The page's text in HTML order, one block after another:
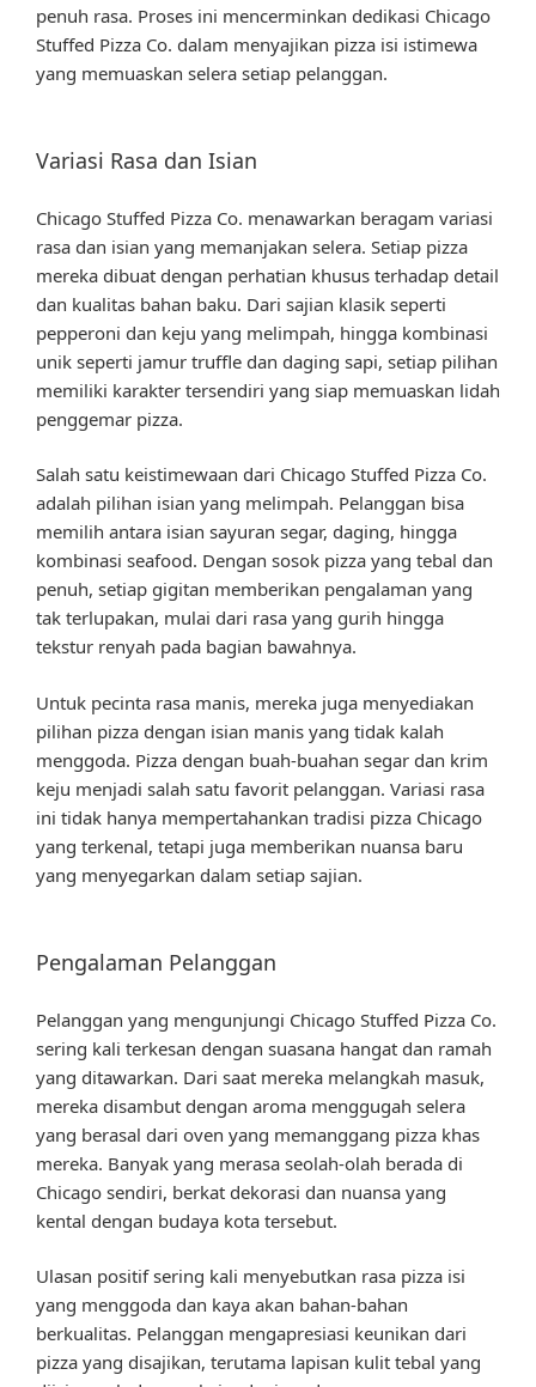
penuh rasa. Proses ini mencerminkan dedikasi Chicago
Stuffed Pizza Co. dalam menyajikan pizza isi istimewa
yang memuaskan selera setiap pelanggan.
Variasi Rasa dan Isian
Chicago Stuffed Pizza Co. menawarkan beragam variasi
rasa dan isian yang memanjakan selera. Setiap pizza
mereka dibuat dengan perhatian khusus terhadap detail
dan kualitas bahan baku. Dari sajian klasik seperti
pepperoni dan keju yang melimpah, hingga kombinasi
unik seperti jamur truffle dan daging sapi, setiap pilihan
memiliki karakter tersendiri yang siap memuaskan lidah
penggemar pizza.
Salah satu keistimewaan dari Chicago Stuffed Pizza Co.
adalah pilihan isian yang melimpah. Pelanggan bisa
memilih antara isian sayuran segar, daging, hingga
kombinasi seafood. Dengan sosok pizza yang tebal dan
penuh, setiap gigitan memberikan pengalaman yang
tak terlupakan, mulai dari rasa yang gurih hingga
tekstur renyah pada bagian bawahnya.
Untuk pecinta rasa manis, mereka juga menyediakan
pilihan pizza dengan isian manis yang tidak kalah
menggoda. Pizza dengan buah-buahan segar dan krim
keju menjadi salah satu favorit pelanggan. Variasi rasa
ini tidak hanya mempertahankan tradisi pizza Chicago
yang terkenal, tetapi juga memberikan nuansa baru
yang menyegarkan dalam setiap sajian.
Pengalaman Pelanggan
Pelanggan yang mengunjungi Chicago Stuffed Pizza Co.
sering kali terkesan dengan suasana hangat dan ramah
yang ditawarkan. Dari saat mereka melangkah masuk,
mereka disambut dengan aroma menggugah selera
yang berasal dari oven yang memanggang pizza khas
mereka. Banyak yang merasa seolah-olah berada di
Chicago sendiri, berkat dekorasi dan nuansa yang
kental dengan budaya kota tersebut.
Ulasan positif sering kali menyebutkan rasa pizza isi
yang menggoda dan kaya akan bahan-bahan
berkualitas. Pelanggan mengapresiasi keunikan dari
pizza yang disajikan, terutama lapisan kulit tebal yang